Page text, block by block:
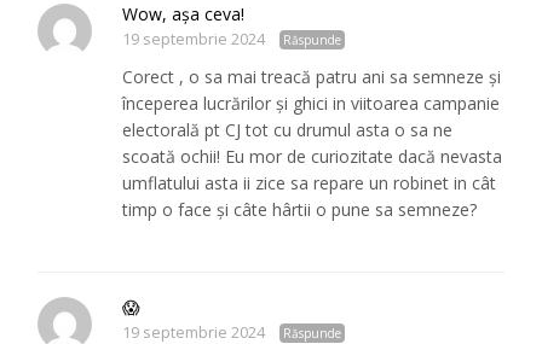
Wow, așa ceva!
19 septembrie 2024 Răspunde
Corect , o sa mai treacă patru ani sa semneze și
începerea lucrărilor și ghici in viitoarea campanie
electorală pt CJ tot cu drumul asta o sa ne
scoată ochii! Eu mor de curiozitate dacă nevasta
umflatului asta ii zice sa repare un robinet in cât
timp o face și câte hârtii o pune sa semneze?
😱
19 septembrie 2024 Răspunde